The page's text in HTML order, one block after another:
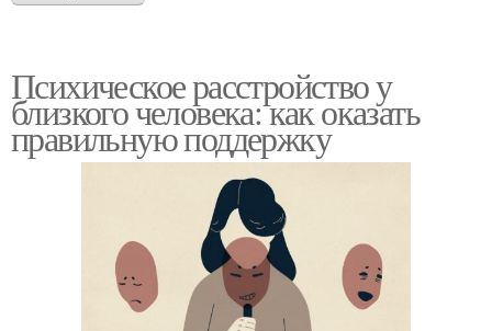
Психическое расстройство у
близкого человека: как оказать
правильную поддержку